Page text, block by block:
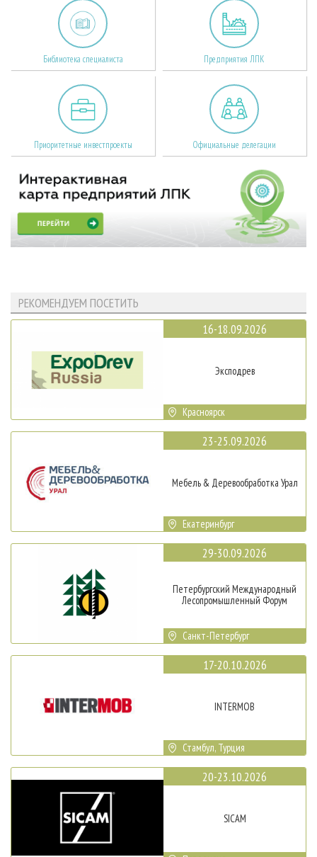
Библиотека специалиста Предприятия ЛПК
Приоритетные инвестпроекты Официальные делегации
РЕКОМЕНДУЕМ ПОСЕТИТЬ
16-18.09.2026
Эксподрев
Красноярск
23-25.09.2026
Мебель & Деревообработка Урал
Екатеринбург
29-30.09.2026
Петербургский Международный
Лесопромышленный Форум
Санкт-Петербург
17-20.10.2026
INTERMOB
Стамбул, Турция
20-23.10.2026
SICAM